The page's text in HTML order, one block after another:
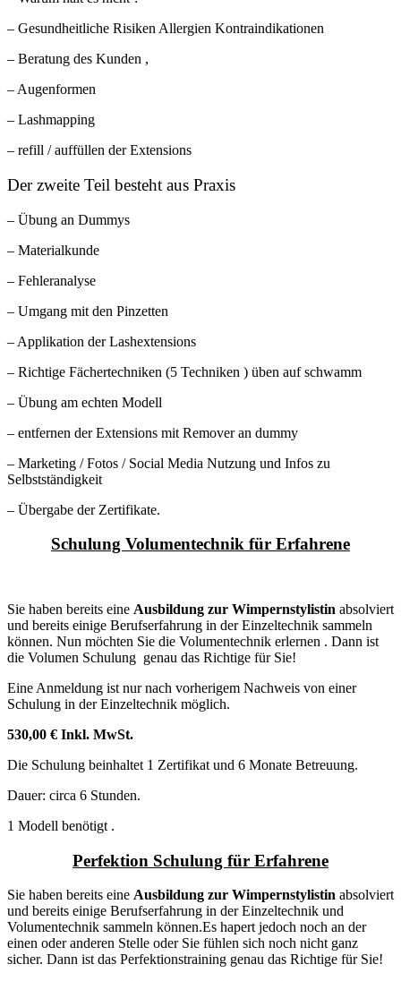
– Gesundheitliche Risiken Allergien Kontraindikationen
– Beratung des Kunden ,
– Augenformen
– Lashmapping
– refill / auffüllen der Extensions
Der zweite Teil besteht aus Praxis
– Übung an Dummys
– Materialkunde
– Fehleranalyse
– Umgang mit den Pinzetten
– Applikation der Lashextensions
– Richtige Fächertechniken (5 Techniken ) üben auf schwamm
– Übung am echten Modell
– entfernen der Extensions mit Remover an dummy
– Marketing / Fotos / Social Media Nutzung und Infos zu
Selbstständigkeit
– Übergabe der Zertifikate.
Schulung Volumentechnik für Erfahrene
Sie haben bereits eine Ausbildung zur Wimpernstylistin absolviert
und bereits einige Berufserfahrung in der Einzeltechnik sammeln
können. Nun möchten Sie die Volumentechnik erlernen . Dann ist
die Volumen Schulung genau das Richtige für Sie!
Eine Anmeldung ist nur nach vorherigem Nachweis von einer
Schulung in der Einzeltechnik möglich.
530,00 € Inkl. MwSt.
Die Schulung beinhaltet 1 Zertifikat und 6 Monate Betreuung.
Dauer: circa 6 Stunden.
1 Modell benötigt .
Perfektion Schulung für Erfahrene
Sie haben bereits eine Ausbildung zur Wimpernstylistin absolviert
und bereits einige Berufserfahrung in der Einzeltechnik und
Volumentechnik sammeln können.Es hapert jedoch noch an der
einen oder anderen Stelle oder Sie fühlen sich noch nicht ganz
sicher. Dann ist das Perfektionstraining genau das Richtige für Sie!